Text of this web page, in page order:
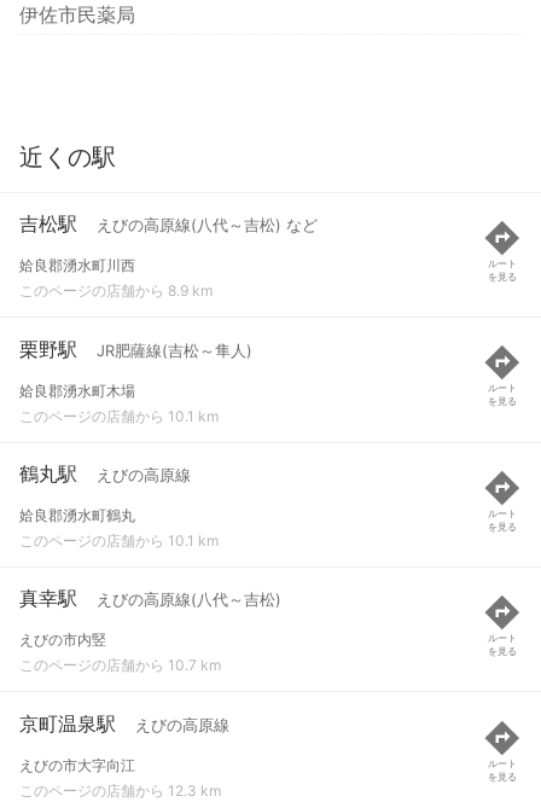
伊佐市民薬局
近くの駅
吉松駅 えびの高原線(八代～吉松) など
姶良郡湧水町川西
このページの店舗から 8.9 km
ルート
を見る
栗野駅 JR肥薩線(吉松～隼人)
姶良郡湧水町木場
このページの店舗から 10.1 km
ルート
を見る
鶴丸駅 えびの高原線
姶良郡湧水町鶴丸
このページの店舗から 10.1 km
ルート
を見る
真幸駅 えびの高原線(八代～吉松)
えびの市内竪
このページの店舗から 10.7 km
ルート
を見る
京町温泉駅 えびの高原線
えびの市大字向江
このページの店舗から 12.3 km
ルート
を見る